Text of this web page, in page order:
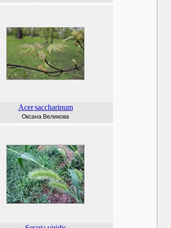
Acer saccharinum
Оксана Великова